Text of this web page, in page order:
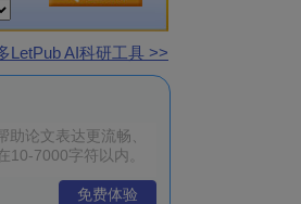
LetPub AI科研工具 >>
免费体验